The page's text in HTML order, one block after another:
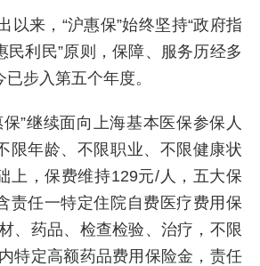
来，“沪惠保”始终坚持“政府指
民利民”原则，保障、服务历经多
步入第五个年度。
继续面向上海基本医保参保人
限年龄、不限职业、不限健康状
上，保费维持129元/人，五大保
责任一特定住院自费医疗费用保
、药品、检查检验、治疗，不限
特定高额药品费用保险金，责任